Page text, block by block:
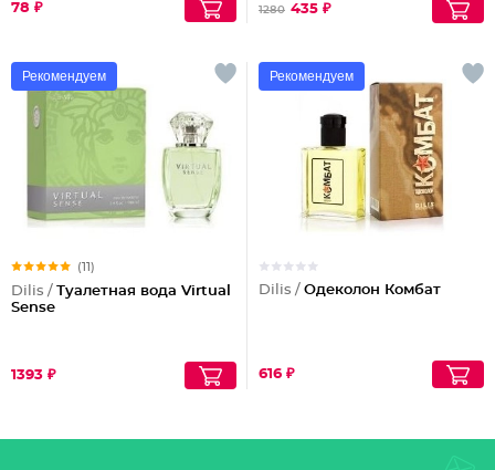
78 ₽ 1280 435 ₽
Рекомендуем
(11)
Dilis / Туалетная вода Virtual
Sense
1393 ₽
Рекомендуем
Dilis / Одеколон Комбат
616 ₽